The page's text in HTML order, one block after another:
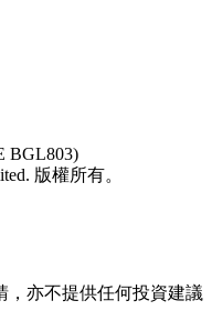
BGL803)
版權所有。
，亦不提供任何投資建議